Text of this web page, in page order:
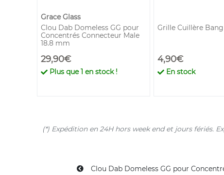
Grace Glass
Clou Dab Domeless GG pour
Concentrés Connecteur Male
18.8 mm
29,90€
Plus que1 en stock !
Grille Cuillère Bang
4,90€
En stock
(*) Expédition en 24H hors week end et jours fériés.
Clou Dab Domeless GG pour